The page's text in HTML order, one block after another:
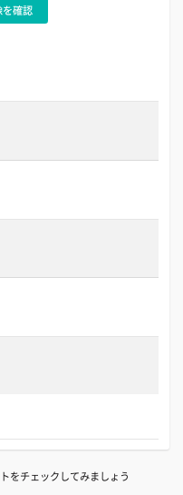
を確認
をチェックしてみましょう